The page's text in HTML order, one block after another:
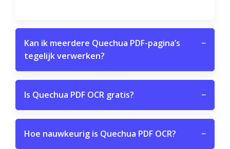
Kan ik meerdere Quechua PDF-pagina’s
tegelijk verwerken?
−
Is Quechua PDF OCR gratis? −
Hoe nauwkeurig is Quechua PDF OCR? −